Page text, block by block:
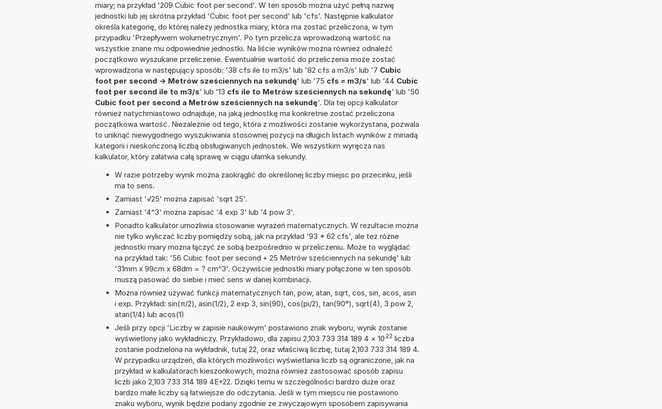
miary; na przykład '209 Cubic foot per second'. W ten sposób można użyć pełną nazwę
jednostki lub jej skrótna przykład 'Cubic foot per second' lub 'cfs'. Następnie kalkulator
określa kategorię, do której należy jednostka miary, która ma zostać przeliczona, w tym
przypadku 'Przepływem wolumetrycznym'. Po tym przelicza wprowadzoną wartość na
wszystkie znane mu odpowiednie jednostki. Na liście wyników można również odnaleźć
początkowo wyszukane przeliczenie. Ewentualnie wartość do przeliczenia może zostać
wprowadzona w następujący sposób: '38 cfs ile to m3/s' lub '82 cfs a m3/s' lub '7 Cubic
foot per second -> Metrów sześciennych na sekundę' lub '75 cfs = m3/s' lub '44 Cubic
foot per second ile to m3/s' lub '13 cfs ile to Metrów sześciennych na sekundę' lub '50
Cubic foot per second a Metrów sześciennych na sekundę'. Dla tej opcji kalkulator
również natychmiastowo odnajduje, na jaką jednostkę ma konkretnie zostać przeliczona
początkowa wartość. Niezależnie od tego, która z możliwości zostanie wykorzystana, pozwala
to uniknąć niewygodnego wyszukiwania stosownej pozycji na długich listach wyników z miriadą
kategorii i nieskończoną liczbą obsługiwanych jednostek. We wszystkim wyręcza nas
kalkulator, który załatwia całą sprawę w ciągu ułamka sekundy.
W razie potrzeby wynik można zaokrąglić do określonej liczby miejsc po przecinku, jeśli
ma to sens.
Zamiast '√25' można zapisać 'sqrt 25'.
Zamiast '4^3' można zapisać '4 exp 3' lub '4 pow 3'.
Ponadto kalkulator umożliwia stosowanie wyrażeń matematycznych. W rezultacie można
nie tylko wyliczać liczby pomiędzy sobą, jak na przykład '93 * 62 cfs', ale też różne
jednostki miary można łączyć ze sobą bezpośrednio w przeliczeniu. Może to wyglądać
na przykład tak: '56 Cubic foot per second + 25 Metrów sześciennych na sekundę' lub
'31mm x 99cm x 68dm = ? cm^3'. Oczywiście jednostki miary połączone w ten sposób
muszą pasować do siebie i mieć sens w danej kombinacji.
Można również używać funkcji matematycznych tan, pow, atan, sqrt, cos, sin, acos, asin
i exp. Przykład: sin(π/2), asin(1/2), 2 exp 3, sin(90), cos(pi/2), tan(90°), sqrt(4), 3 pow 2,
atan(1/4) lub acos(1)
Jeśli przy opcji 'Liczby w zapisie naukowym' postawiono znak wyboru, wynik zostanie
wyświetlony jako wykładniczy. Przykładowo, dla zapisu 2,103 733 314 189 4 × 10 22 liczba
zostanie podzielona na wykładnik, tutaj 22, oraz właściwą liczbę, tutaj 2,103 733 314 189 4.
W przypadku urządzeń, dla których możliwości wyświetlania liczb są ograniczone, jak na
przykład w kalkulatorach kieszonkowych, można również zastosować sposób zapisu
liczb jako 2,103 733 314 189 4E+22. Dzięki temu w szczególności bardzo duże oraz
bardzo małe liczby są łatwiejsze do odczytania. Jeśli w tym miejscu nie postawiono
znaku wyboru, wynik będzie podany zgodnie ze zwyczajowym sposobem zapisywania